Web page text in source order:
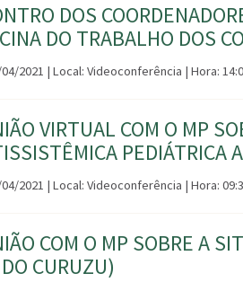
DOS
DO TRABALHO DOS
2021 | Local: Videoconferência | Hora:
VIRTUAL COM O MP
PEDIÁTRICA
2021 | Local: Videoconferência | Hora:
COM O MP SOBRE A
CURUZU)